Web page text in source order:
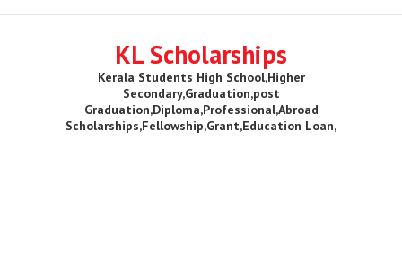
KL Scholarships
Kerala Students High School,Higher
Secondary,Graduation,post
Graduation,Diploma,Professional,Abroad
Scholarships,Fellowship,Grant,Education Loan,